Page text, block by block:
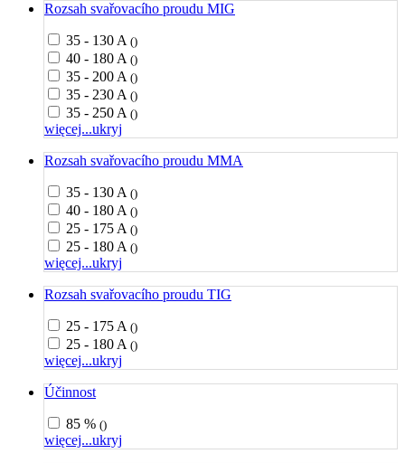
Rozsah svařovacího proudu MIG
35 - 130 A ()
40 - 180 A ()
35 - 200 A ()
35 - 230 A ()
35 - 250 A ()
więcej...ukryj
Rozsah svařovacího proudu MMA
35 - 130 A ()
40 - 180 A ()
25 - 175 A ()
25 - 180 A ()
więcej...ukryj
Rozsah svařovacího proudu TIG
25 - 175 A ()
25 - 180 A ()
więcej...ukryj
Účinnost
85 % ()
więcej...ukryj